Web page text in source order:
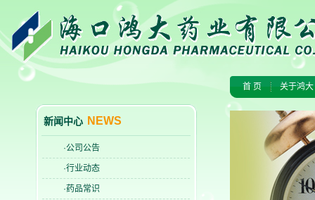
新闻中心 NEWS
·公司公告
·行业动态
·药品常识
首 页 关于鸿大